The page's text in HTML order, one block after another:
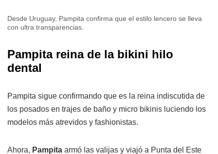
Desde Uruguay, Pampita confirma que el estilo lencero se lleva
con ultra transparencias.
Pampita reina de la bikini hilo
dental
Pampita sigue confirmando que es la reina indiscutida de
los posados en trajes de baño y micro bikinis luciendo los
modelos más atrevidos y fashionistas.
Ahora, Pampita armó las valijas y viajó a Punta del Este